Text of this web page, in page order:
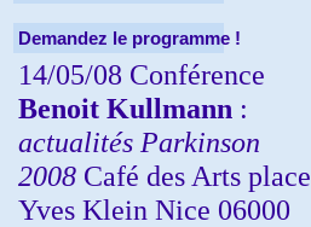
Demandez le programme !
14/05/08 Conférence
Benoit Kullmann :
actualités Parkinson
2008 Café des Arts place
Yves Klein Nice 06000